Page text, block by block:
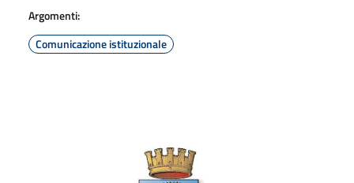
Argomenti:
Comunicazione istituzionale